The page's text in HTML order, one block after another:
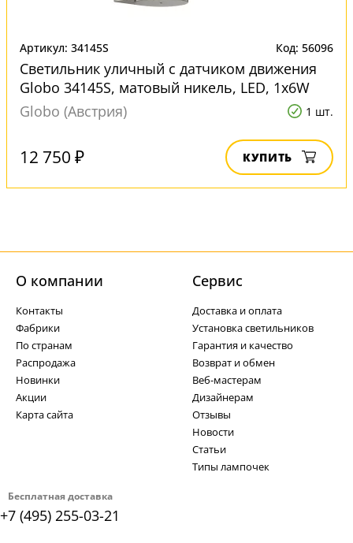
Артикул: 34145S Код: 56096
Светильник уличный с датчиком движения
Globo 34145S, матовый никель, LED, 1x6W
Globo (Австрия)
1 шт.
12 750 ₽ КУПИТЬ
Бесплатная доставка
+7 (495) 255-03-21
О компании
Контакты
Фабрики
По странам
Распродажа
Новинки
Акции
Карта сайта
Cервис
Доставка и оплата
Установка светильников
Гарантия и качество
Возврат и обмен
Веб-мастерам
Дизайнерам
Отзывы
Новости
Статьи
Типы лампочек